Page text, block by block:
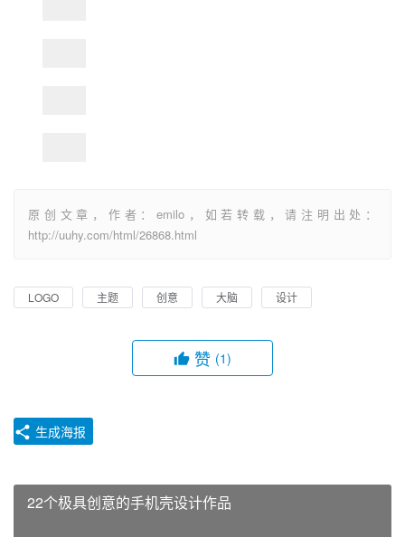
原创文章，作者：emilo，如若转载，请注明出处：
http://uuhy.com/html/26868.html
LOGO 主题 创意 大脑 设计
赞 (1)
生成海报
22个极具创意的手机壳设计作品